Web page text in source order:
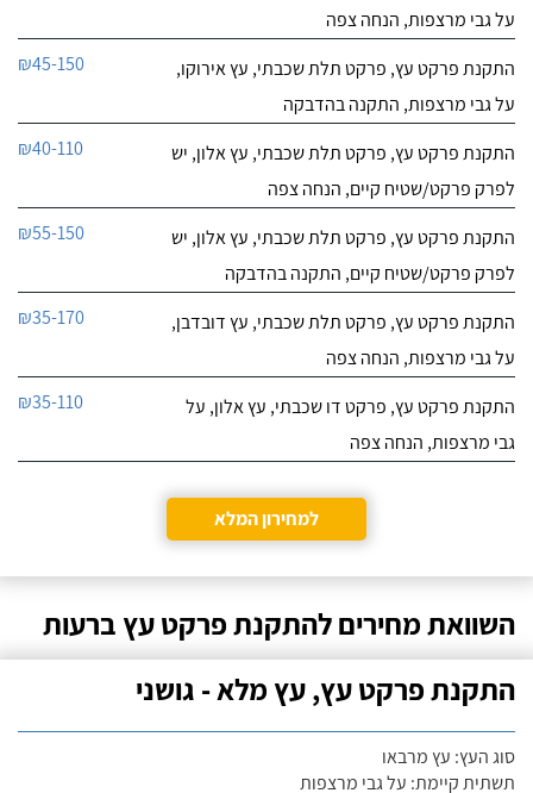
על גבי מרצפות, הנחה צפה
התקנת פרקט עץ, פרקט תלת שכבתי, עץ אירוקו,
על גבי מרצפות, התקנה בהדבקה
₪45-150
התקנת פרקט עץ, פרקט תלת שכבתי, עץ אלון, יש
לפרק פרקט/שטיח קיים, הנחה צפה
₪40-110
התקנת פרקט עץ, פרקט תלת שכבתי, עץ אלון, יש
לפרק פרקט/שטיח קיים, התקנה בהדבקה
₪55-150
התקנת פרקט עץ, פרקט תלת שכבתי, עץ דובדבן,
על גבי מרצפות, הנחה צפה
₪35-170
התקנת פרקט עץ, פרקט דו שכבתי, עץ אלון, על
גבי מרצפות, הנחה צפה
₪35-110
למחירון המלא
השוואת מחירים להתקנת פרקט עץ ברעות
התקנת פרקט עץ, עץ מלא - גושני
סוג העץ: עץ מרבאו
תשתית קיימת: על גבי מרצפות